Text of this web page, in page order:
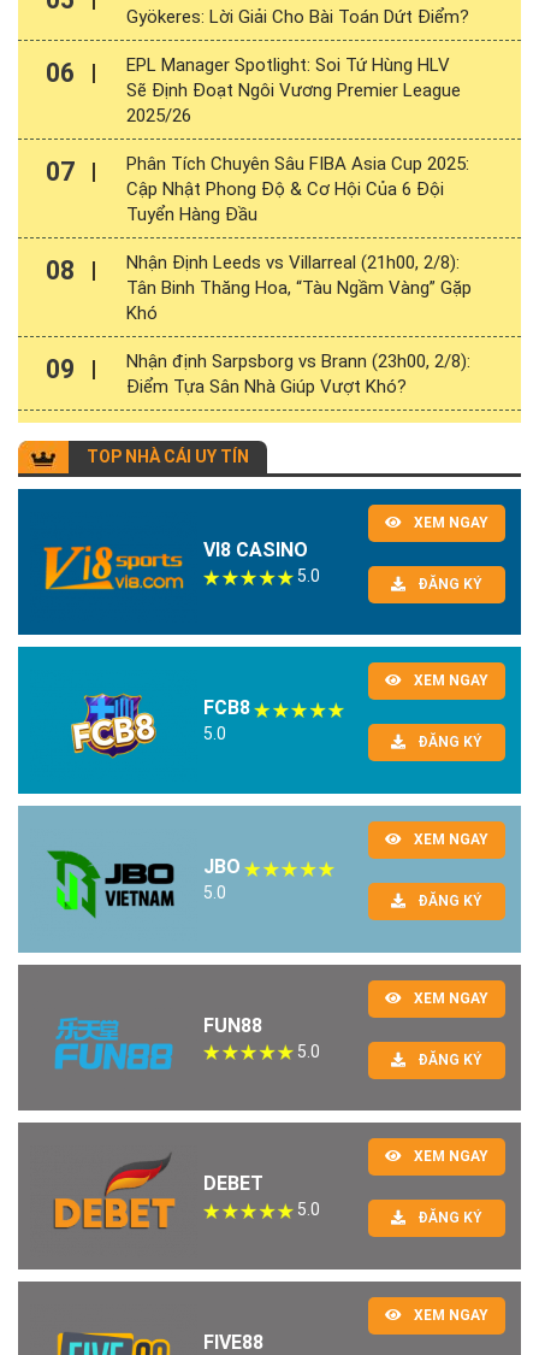
Gyökeres: Lời Giải Cho Bài Toán Dứt Điểm?
06
EPL Manager Spotlight: Soi Tứ Hùng HLV
Sẽ Định Đoạt Ngôi Vương Premier League
2025/26
07
Phân Tích Chuyên Sâu FIBA Asia Cup 2025:
Cập Nhật Phong Độ & Cơ Hội Của 6 Đội
Tuyển Hàng Đầu
08
Nhận Định Leeds vs Villarreal (21h00, 2/8):
Tân Binh Thăng Hoa, “Tàu Ngầm Vàng” Gặp
Khó
09
Nhận định Sarpsborg vs Brann (23h00, 2/8):
Điểm Tựa Sân Nhà Giúp Vượt Khó?
TOP NHÀ CÁI UY TÍN
VI8 CASINO
5.0
XEM NGAY
ĐĂNG KÝ
FCB8
5.0
XEM NGAY
ĐĂNG KÝ
JBO
5.0
XEM NGAY
ĐĂNG KÝ
FUN88
5.0
XEM NGAY
ĐĂNG KÝ
DEBET
5.0
XEM NGAY
ĐĂNG KÝ
FIVE88
XEM NGAY